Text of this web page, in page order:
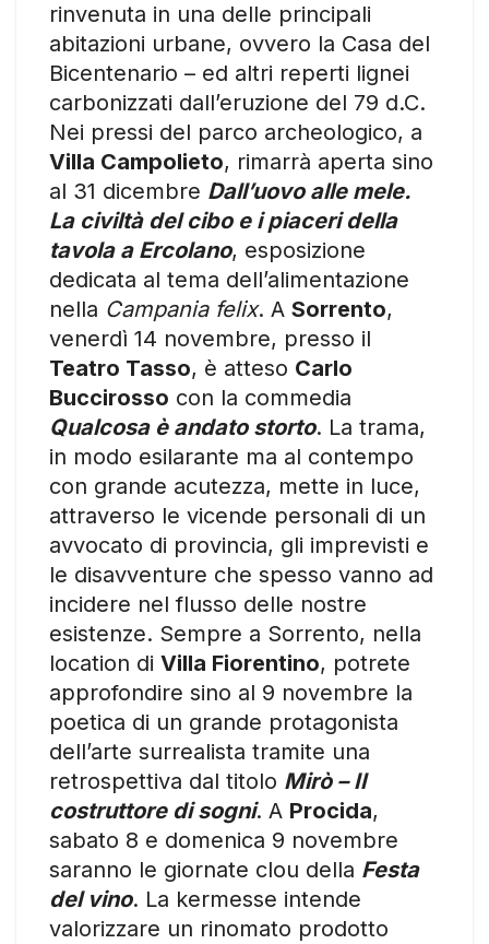
rinvenuta in una delle principali
abitazioni urbane, ovvero la Casa del
Bicentenario – ed altri reperti lignei
carbonizzati dall’eruzione del 79 d.C.
Nei pressi del parco archeologico, a
Villa Campolieto, rimarrà aperta sino
al 31 dicembre Dall’uovo alle mele.
La civiltà del cibo e i piaceri della
tavola a Ercolano, esposizione
dedicata al tema dell’alimentazione
nella Campania felix. A Sorrento,
venerdì 14 novembre, presso il
Teatro Tasso, è atteso Carlo
Buccirosso con la commedia
Qualcosa è andato storto. La trama,
in modo esilarante ma al contempo
con grande acutezza, mette in luce,
attraverso le vicende personali di un
avvocato di provincia, gli imprevisti e
le disavventure che spesso vanno ad
incidere nel flusso delle nostre
esistenze. Sempre a Sorrento, nella
location di Villa Fiorentino, potrete
approfondire sino al 9 novembre la
poetica di un grande protagonista
dell’arte surrealista tramite una
retrospettiva dal titolo Mirò – Il
costruttore di sogni. A Procida,
sabato 8 e domenica 9 novembre
saranno le giornate clou della Festa
del vino. La kermesse intende
valorizzare un rinomato prodotto